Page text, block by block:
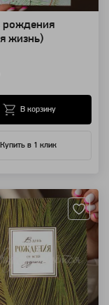
рождения
жизнь)
Купить в 1 клик
В корзину